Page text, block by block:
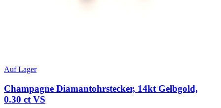
Auf Lager
Champagne Diamantohrstecker, 14kt Gelbgold,
0.30 ct VS